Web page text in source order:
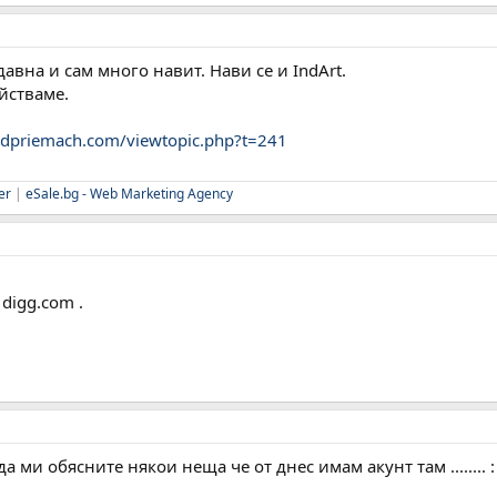
и сам много навит. Нави се и IndArt.
viewtopic.php?t=241
| eSale.bg - Web Marketing Agency
digg.com .
ми обясните някои неща че от днес имам акунт там ........